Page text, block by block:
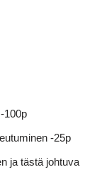
100p
-25p
ja tästä johtuva